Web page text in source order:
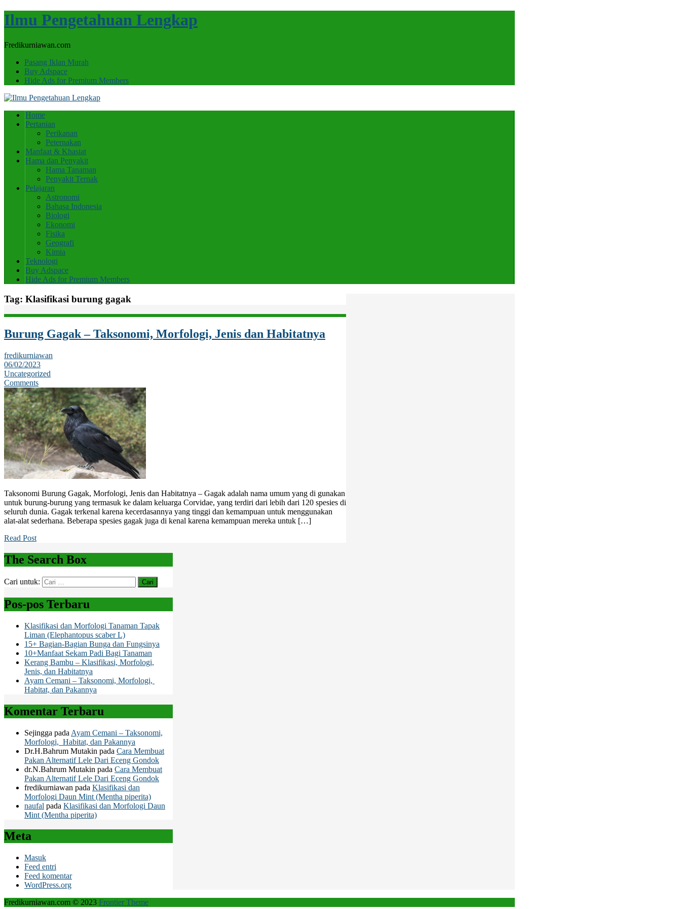
Ilmu Pengetahuan Lengkap
Fredikurniawan.com
Pasang Iklan Murah
Buy Adspace
Hide Ads for Premium Members
Home
Pertanian
Perikanan
Peternakan
Manfaat & Khasiat
Hama dan Penyakit
Hama Tanaman
Penyakit Ternak
Pelajaran
Astronomi
Bahasa Indonesia
Biologi
Ekonomi
Fisika
Geografi
Kimia
Teknologi
Buy Adspace
Hide Ads for Premium Members
Tag: Klasifikasi burung gagak
Burung Gagak – Taksonomi, Morfologi, Jenis dan Habitatnya
fredikurniawan
06/02/2023
Uncategorized
Comments
Taksonomi Burung Gagak, Morfologi, Jenis dan Habitatnya – Gagak adalah nama umum yang di gunakan
untuk burung-burung yang termasuk ke dalam keluarga Corvidae, yang terdiri dari lebih dari 120 spesies di
seluruh dunia. Gagak terkenal karena kecerdasannya yang tinggi dan kemampuan untuk menggunakan
alat-alat sederhana. Beberapa spesies gagak juga di kenal karena kemampuan mereka untuk […]
Read Post
The Search Box
Cari untuk:
Pos-pos Terbaru
Klasifikasi dan Morfologi Tanaman Tapak
Liman (Elephantopus scaber L)
15+ Bagian-Bagian Bunga dan Fungsinya
10+Manfaat Sekam Padi Bagi Tanaman
Kerang Bambu – Klasifikasi, Morfologi,
Jenis, dan Habitatnya
Ayam Cemani – Taksonomi, Morfologi,
Habitat, dan Pakannya
Komentar Terbaru
Sejingga pada Ayam Cemani – Taksonomi,
Morfologi, Habitat, dan Pakannya
Dr.H.Bahrum Mutakin pada Cara Membuat
Pakan Alternatif Lele Dari Eceng Gondok
dr.N.Bahrum Mutakin pada Cara Membuat
Pakan Alternatif Lele Dari Eceng Gondok
fredikurniawan pada Klasifikasi dan
Morfologi Daun Mint (Mentha piperita)
naufal pada Klasifikasi dan Morfologi Daun
Mint (Mentha piperita)
Meta
Masuk
Feed entri
Feed komentar
WordPress.org
Fredikurniawan.com © 2023 Frontier Theme